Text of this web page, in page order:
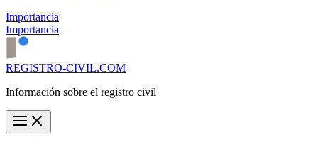
Importancia
Importancia
REGISTRO-CIVIL.COM
Información sobre el registro civil